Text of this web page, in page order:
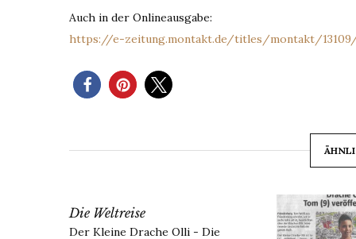
Auch in der Onlineausgabe:
https://e-zeitung.montakt.de/titles/montakt/
Die Weltreise
Der Kleine Drache Olli - Die